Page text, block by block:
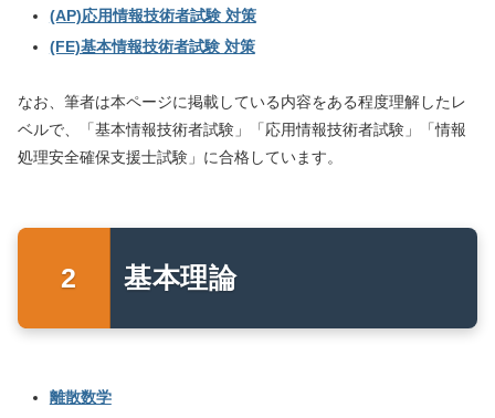
(AP)応用情報技術者試験 対策
(FE)基本情報技術者試験 対策
なお、筆者は本ページに掲載している内容をある程度理解したレ
ベルで、「基本情報技術者試験」「応用情報技術者試験」「情報
処理安全確保支援士試験」に合格しています。
基本理論
離散数学